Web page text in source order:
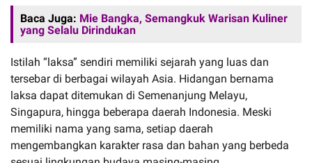
Baca Juga: Mie Bangka, Semangkuk Warisan Kuliner
yang Selalu Dirindukan
Istilah “laksa” sendiri memiliki sejarah yang luas dan
tersebar di berbagai wilayah Asia. Hidangan bernama
laksa dapat ditemukan di Semenanjung Melayu,
Singapura, hingga beberapa daerah Indonesia. Meski
memiliki nama yang sama, setiap daerah
mengembangkan karakter rasa dan bahan yang berbeda